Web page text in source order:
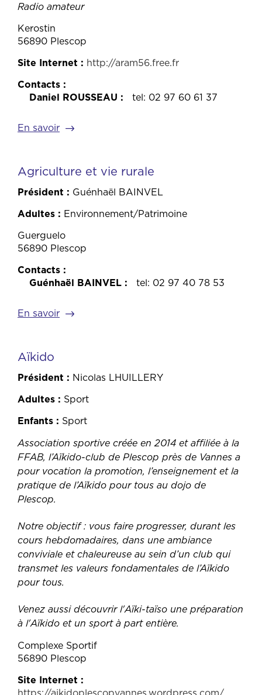
Radio amateur
Kerostin
56890 Plescop
Site Internet
http://aram56.free.fr
Contacts
Daniel ROUSSEAU
tel: 02 97 60 61 37
En savoir
Agriculture et vie rurale
Président
Guénhaël BAINVEL
Adultes
Environnement/Patrimoine
Guerguelo
56890 Plescop
Contacts
Guénhaël BAINVEL
tel: 02 97 40 78 53
En savoir
Aïkido
Président
Nicolas LHUILLERY
Adultes
Sport
Enfants
Sport
Association sportive créée en 2014 et affiliée à la
FFAB, l’Aïkido-club de Plescop près de Vannes a
pour vocation la promotion, l’enseignement et la
pratique de l’Aïkido pour tous au dojo de
Plescop.
Notre objectif : vous faire progresser, durant les
cours hebdomadaires, dans une ambiance
conviviale et chaleureuse au sein d’un club qui
transmet les valeurs fondamentales de l’Aïkido
pour tous.
Venez aussi découvrir l'Aïki-taïso une préparation
à l'Aïkido et un sport à part entière.
Complexe Sportif
56890 Plescop
Site Internet